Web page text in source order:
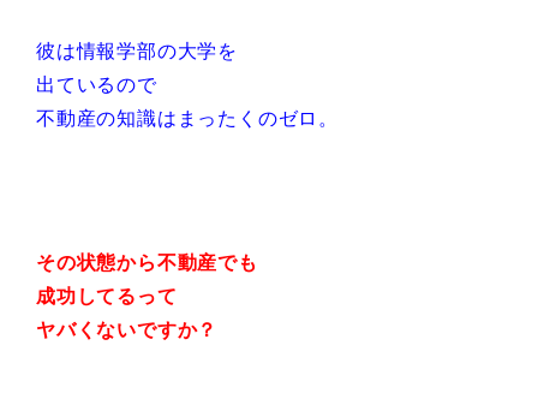
彼は情報学部の大学を
出ているので
不動産の知識はまったくのゼロ。
その状態から不動産でも
成功してるって
ヤバくないですか？